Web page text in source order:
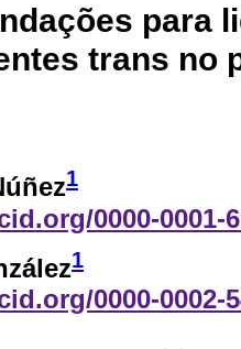
para
trans no
1
0000-0001-
1
0000-0002-